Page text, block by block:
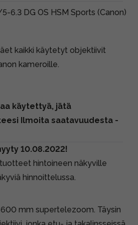
6.3 DG OS HSM Sports (Canon)
kaikki käytetyt objektiivit
kameroille.
käytettyä, jätä
Ilmoita saatavuudesta -
10.08.2022!
hintoineen näkyville
hinnoittelussa.
mm supertelezoom. Täysin